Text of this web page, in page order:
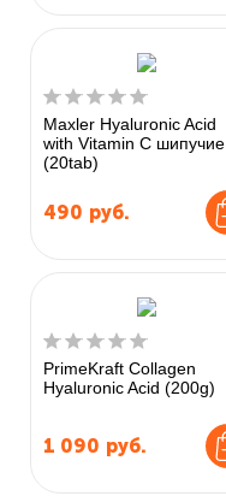
Maxler Hyaluronic Acid
with Vitamin C шипучие
(20tab)
490 руб.
PrimeKraft Collagen
Hyaluronic Acid (200g)
1 090 руб.